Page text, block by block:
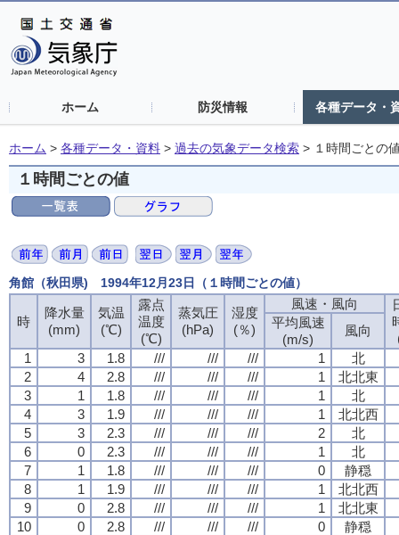
ホーム 防災情報 各種データ・
ホーム > 各種データ・資料 > 過去の気象データ検索 > １時間ごとの
１時間ごとの値
角館（秋田県) 1994年12月23日（１時間ごとの値）
時
降水量
(mm)
気温
(℃)
露点
温度
(℃)
蒸気圧
(hPa)
湿度
(％)
風速・風向
平均風速
(m/s)
風向
1
3 1.8 /// /// /// 1
北
2
4 2.8 /// /// /// 1
北北東
3
1 1.8 /// /// /// 1
北
4
3 1.9 /// /// /// 1
北北西
5
3 2.3 /// /// /// 2
北
6
0 2.3 /// /// /// 1
北
7
1 1.8 /// /// /// 0
静穏
8
1 1.9 /// /// /// 1
北北西
9
0 2.8 /// /// /// 1
北北東
10
0 2.8 /// /// /// 0
静穏